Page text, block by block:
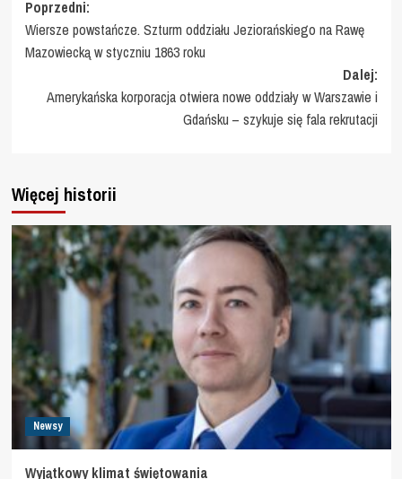
Zobacz
wpisy
Poprzedni:
Wiersze powstańcze. Szturm oddziału Jeziorańskiego na Rawę
Mazowiecką w styczniu 1863 roku
Dalej:
Amerykańska korporacja otwiera nowe oddziały w Warszawie i
Gdańsku – szykuje się fala rekrutacji
Więcej historii
Newsy
Wyjątkowy klimat świętowania